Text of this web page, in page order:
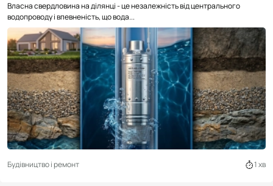
Власна свердловина на ділянці - це незалежність від центрального
водопроводу і впевненість, що вода...
Будівництво і ремонт 1 хв